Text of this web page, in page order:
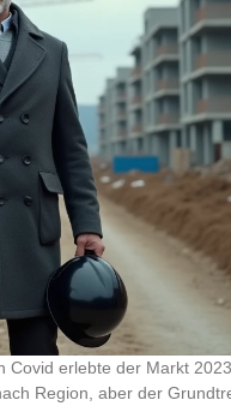
Covid erlebte der Markt
Region, aber der